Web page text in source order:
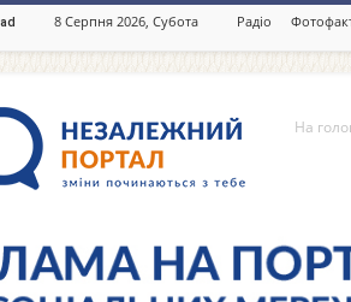
8 Серпня 2026, Субота Радіо
портал
Павлоград.dp.ua
На